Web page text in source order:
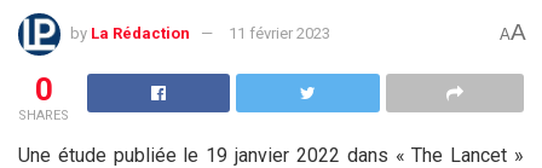
by La Rédaction 11 février 2023 AA
0
SHARES
Une étude publiée le 19 janvier 2022 dans « The Lancet »